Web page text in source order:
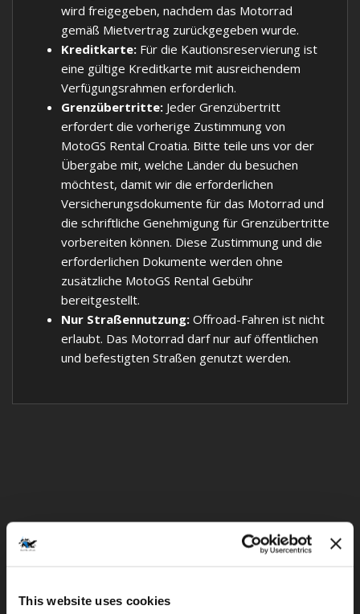
This website uses cookies
wird freigegeben, nachdem das Motorrad
gemäß Mietvertrag zurückgegeben wurde.
Kreditkarte: Für die Kautionsreservierung ist
eine gültige Kreditkarte mit ausreichendem
Verfügungsrahmen erforderlich.
Grenzübertritte: Jeder Grenzübertritt
erfordert die vorherige Zustimmung von
MotoGS Rental Croatia. Bitte teile uns vor der
Übergabe mit, welche Länder du besuchen
möchtest, damit wir die erforderlichen
Versicherungsdokumente für das Motorrad und
die schriftliche Genehmigung für Grenzübertritte
vorbereiten können. Diese Zustimmung und die
erforderlichen Dokumente werden ohne
zusätzliche MotoGS Rental Gebühr
bereitgestellt.
Nur Straßennutzung: Offroad-Fahren ist nicht
erlaubt. Das Motorrad darf nur auf öffentlichen
und befestigten Straßen genutzt werden.